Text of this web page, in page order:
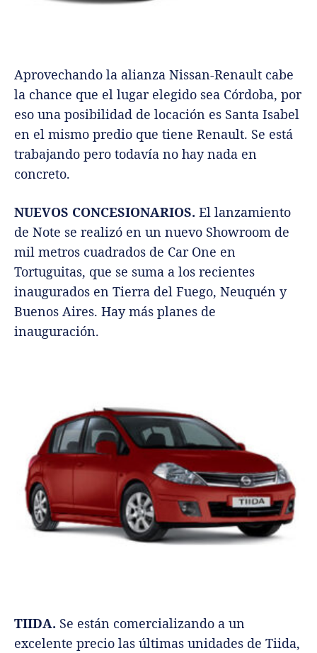
Aprovechando la alianza Nissan-Renault cabe
la chance que el lugar elegido sea Córdoba, por
eso una posibilidad de locación es Santa Isabel
en el mismo predio que tiene Renault. Se está
trabajando pero todavía no hay nada en
concreto.
NUEVOS CONCESIONARIOS. El lanzamiento
de Note se realizó en un nuevo Showroom de
mil metros cuadrados de Car One en
Tortuguitas, que se suma a los recientes
inaugurados en Tierra del Fuego, Neuquén y
Buenos Aires. Hay más planes de
inauguración.
TIIDA. Se están comercializando a un
excelente precio las últimas unidades de Tiida,